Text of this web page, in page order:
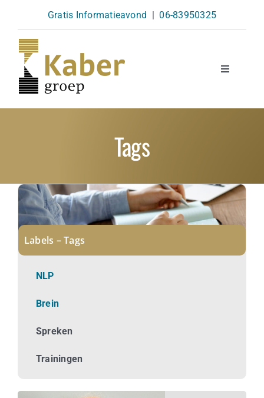
content
Gratis Informatieavond | 06-83950325
Toggle
Opleidingen
Agenda
Over Ons
Kennisbank
Tags
Labels – Tags
NLP
Brein
Spreken
Trainingen